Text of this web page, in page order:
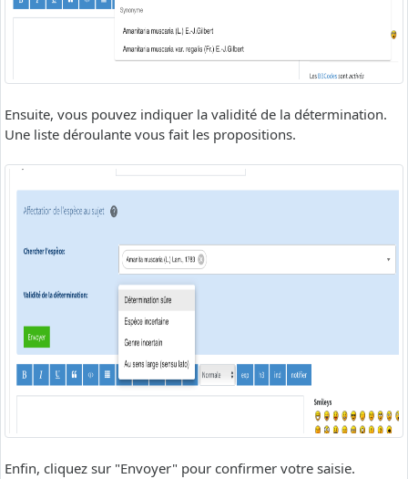
Ensuite, vous pouvez indiquer la validité de la détermination.
Une liste déroulante vous fait les propositions.
Enfin, cliquez sur "Envoyer" pour confirmer votre saisie.